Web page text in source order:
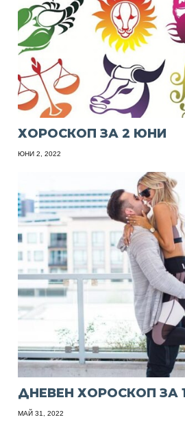
ХОРОСКОП ЗА 2 ЮНИ
ЮНИ 2, 2022
ДНЕВЕН ХОРОСКОП ЗА
МАЙ 31, 2022